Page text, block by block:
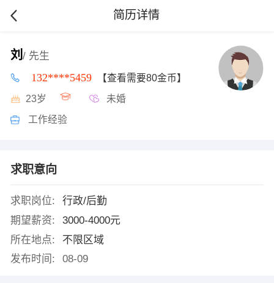
简历详情
刘 / 先生
132****5459 【查看需要80金币】
23岁 未婚
工作经验
求职意向
求职岗位:
行政/后勤
期望薪资:
3000-4000元
所在地点:
不限区域
发布时间:
08-09